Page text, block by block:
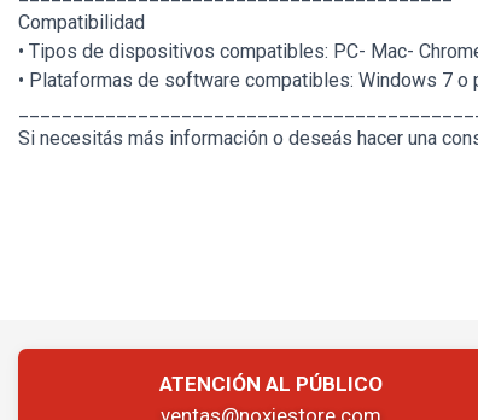
Compatibilidad
• Tipos de dispositivos compatibles: PC- Mac-
• Plataformas de software compatibles: Windows 7
Si necesitás más información o deseás hacer una
ATENCIÓN AL PÚBLICO